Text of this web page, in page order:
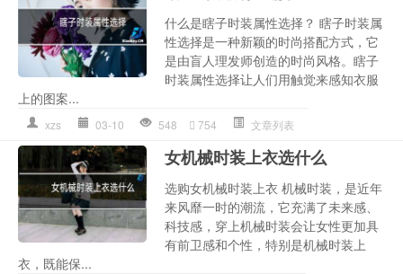
什么是瞎子时装属性选择？ 瞎子时装属
性选择是一种新颖的时尚搭配方式，它
是由盲人理发师创造的时尚风格。瞎子
时装属性选择让人们用触觉来感知衣服
上的图案...
xzs 03-10 548 754 文章列表
女机械时装上衣选什么
选购女机械时装上衣 机械时装，是近年
来风靡一时的潮流，它充满了未来感、
科技感，穿上机械时装会让女性更加具
有前卫感和个性，特别是机械时装上
衣，既能保...